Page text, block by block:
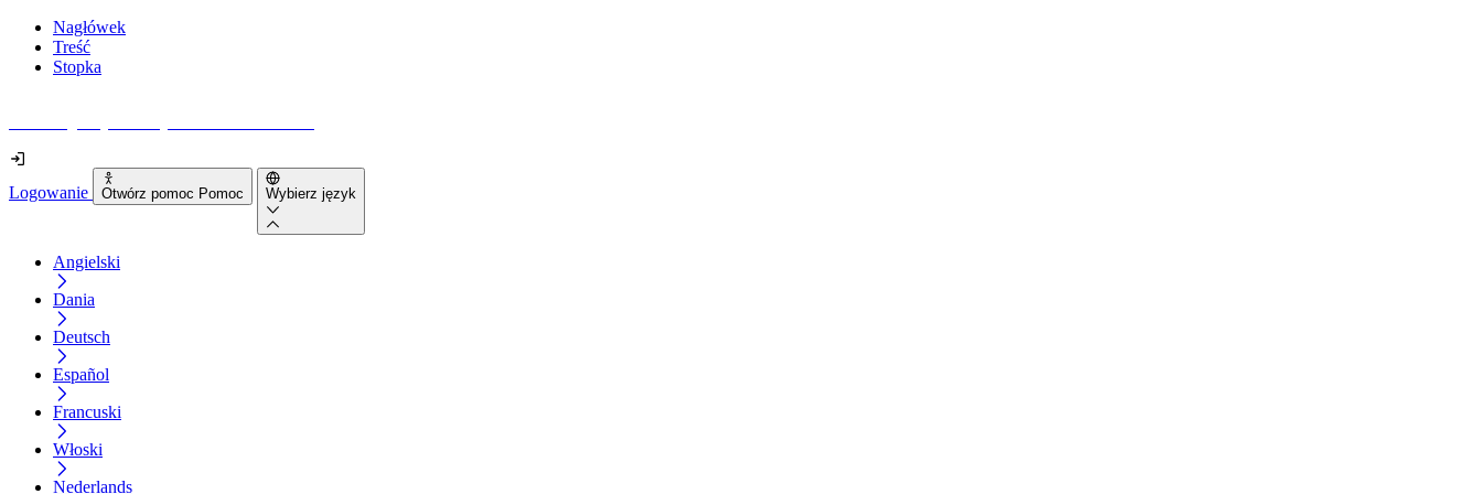
Nagłówek
Treść
Stopka
Logowanie Otwórz pomoc Pomoc Wybierz język
Angielski
Dania
Deutsch
Español
Francuski
Włoski
Nederlands